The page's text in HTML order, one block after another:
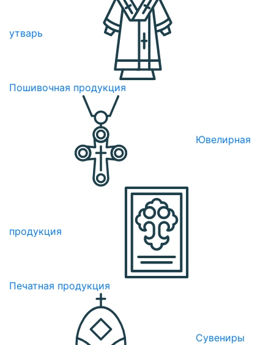
утварь
Пошивочная продукция
Ювелирная
продукция
Печатная продукция
Сувениры